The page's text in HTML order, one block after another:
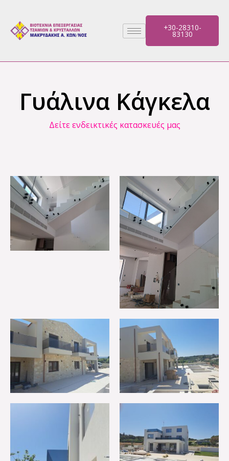
περιεχόμενο
+30-28310-
83130
Γυάλινα Κάγκελα
Δείτε ενδεικτικές κατασκευές μας